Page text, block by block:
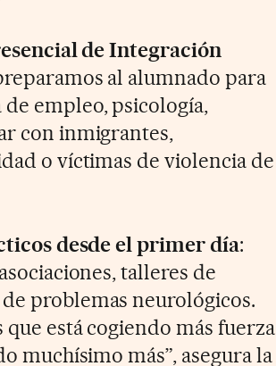
de Integración
al alumnado para
empleo, psicología,
con inmigrantes,
o víctimas de violencia de
desde el primer día:
talleres de
problemas neurológicos.
que está cogiendo más fuerza
muchísimo más”, asegura la